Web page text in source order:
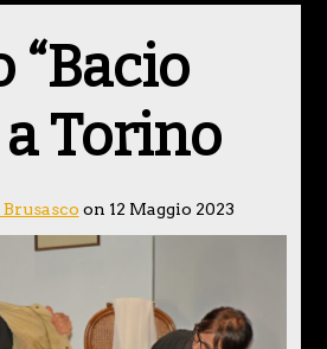
“Bacio
Torino
on 12 Maggio 2023